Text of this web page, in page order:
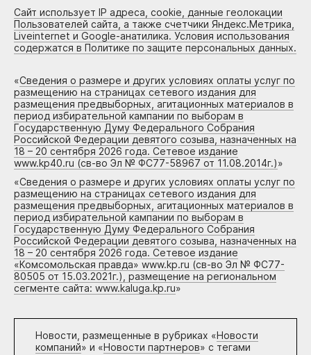
Сайт использует IP адреса, cookie, данные геолокации
Пользователей сайта, а также счетчики Яндекс.Метрика,
Liveinternet и Google-анатилика. Условия использования
содержатся в Политике по защите персональных данных.
«Сведения о размере и других условиях оплаты услуг по
размещению на страницах сетевого издания для
размещения предвыборных, агитационных материалов в
период избирательной кампании по выборам в
Государственную Думу Федерального Собрания
Российской Федерации девятого созыва, назначенных на
18 – 20 сентября 2026 года. Сетевое издание
www.kp40.ru (св-во Эл № ФС77-58967 от 11.08.2014г.)»
«Сведения о размере и других условиях оплаты услуг по
размещению на страницах сетевого издания для
размещения предвыборных, агитационных материалов в
период избирательной кампании по выборам в
Государственную Думу Федерального Собрания
Российской Федерации девятого созыва, назначенных на
18 – 20 сентября 2026 года. Сетевое издание
«Комсомольская правда» www.kp.ru (св-во Эл № ФС77-
80505 от 15.03.2021г.), размещение на региональном
сегменте сайта: www.kaluga.kp.ru»
Новости, размещенные в рубриках «Новости
компаний» и «Новости партнеров» с тегами